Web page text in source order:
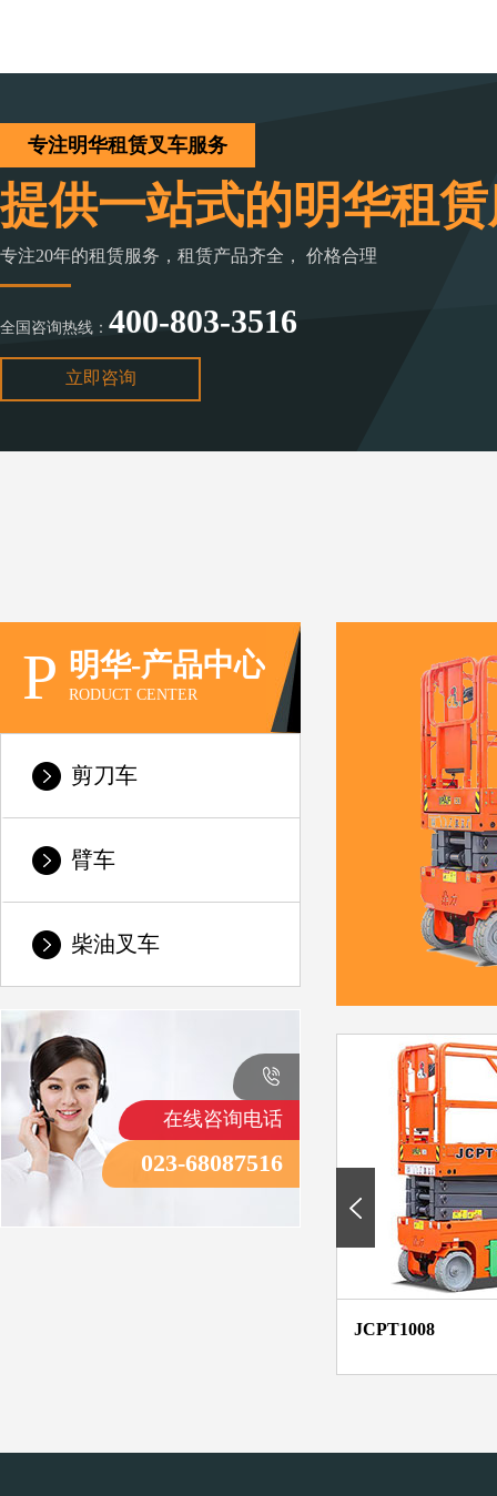
专注明华租赁叉车服务
提供一站式的明华租
专注20年的租赁服务，租赁产品齐全， 价格合理
全国咨询热线： 400-803-3516
立即咨询
P 明华-产品中心
RODUCT CENTER
剪刀车
臂车
柴油叉车
在线咨询电话
023-68087516
JCPT1008